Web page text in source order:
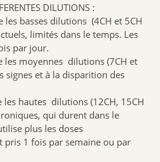
DILUTIONS :
basses dilutions (4CH et 5CH
limités dans le temps. Les
par jour.
moyennes dilutions (7CH et
signes et à la disparition des
hautes dilutions (12CH, 15CH
qui durent dans le
plus les doses
pris 1 fois par semaine ou par